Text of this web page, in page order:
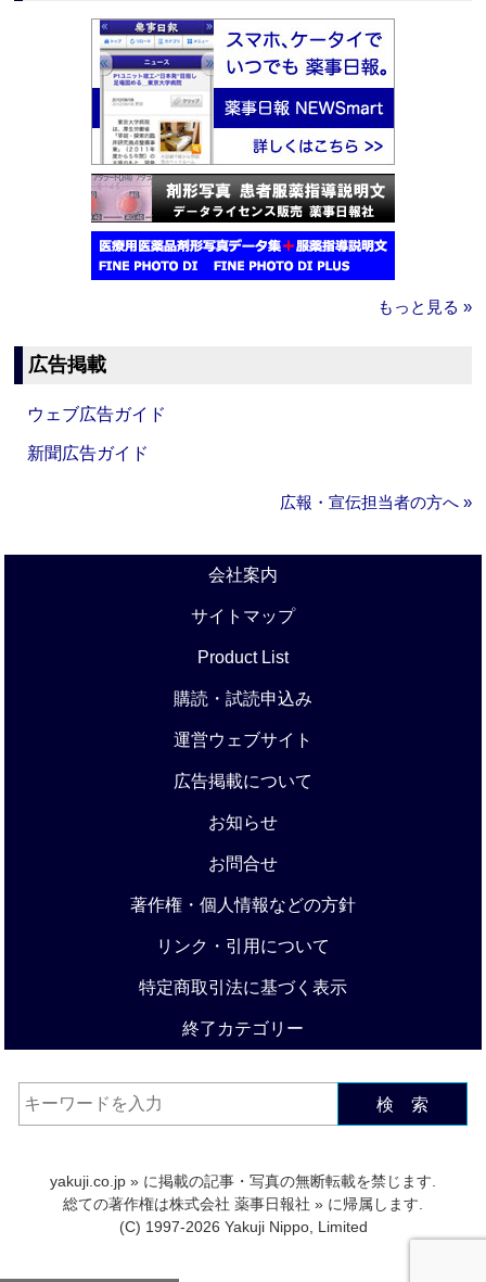
もっと見る »
広告掲載
ウェブ広告ガイド
新聞広告ガイド
広報・宣伝担当者の方へ »
会社案内
サイトマップ
Product List
購読・試読申込み
運営ウェブサイト
広告掲載について
お知らせ
お問合せ
著作権・個人情報などの方針
リンク・引用について
特定商取引法に基づく表示
終了カテゴリー
検 索
yakuji.co.jp » に掲載の記事・写真の無断転載を禁じます.
総ての著作権は株式会社 薬事日報社 » に帰属します.
(C) 1997-2026 Yakuji Nippo, Limited